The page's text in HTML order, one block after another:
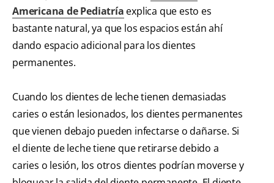
Americana de Pediatría explica que esto es
bastante natural, ya que los espacios están ahí
dando espacio adicional para los dientes
permanentes.
Cuando los dientes de leche tienen demasiadas
caries o están lesionados, los dientes permanentes
que vienen debajo pueden infectarse o dañarse. Si
el diente de leche tiene que retirarse debido a
caries o lesión, los otros dientes podrían moverse y